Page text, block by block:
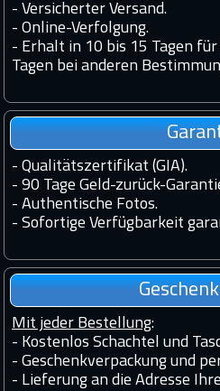
- Versicherter Versand.
- Online-Verfolgung.
- Erhalt in 10 bis 15 Tagen
Tagen bei anderen
- Qualitätszertifikat (GIA).
- 90 Tage Geld-zurück-
- Authentische Fotos.
- Sofortige Verfügbarkeit
Mit jeder Bestellung:
- Kostenlos Schachtel und
- Geschenkverpackung und
- Lieferung an die Adresse